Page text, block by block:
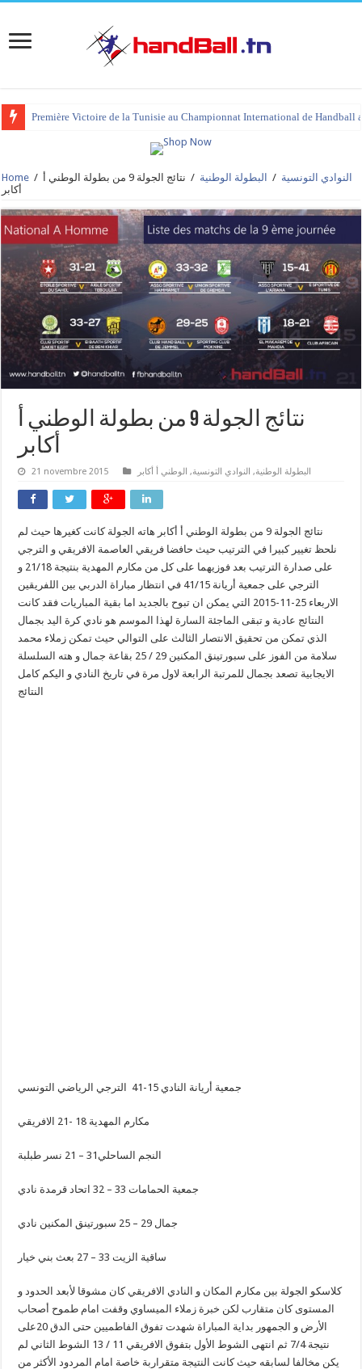
Première Victoire de la Tunisie au Championnat International de Handball
tournoi international Hammamet 2023 : programme et liste des joueurs
Home / النوادي التونسية / البطولة الوطنية /
نتائج الجولة 9 من بطولة الوطني أ
أكابر
نتائج الجولة 9 من بطولة الوطني أ
أكابر
21 novembre 2015 البطولة الوطنية, النوادي التونسية, الوطني أ أكابر
نتائج الجولة 9 من بطولة الوطني أ أكابر هاته الجولة كانت كغيرها حيث لم
نلحظ تغيير كبيرا في الترتيب حيث حافضا فريقي العاصمة الافريقي و الترجي
على صدارة الترتيب بعد فوزيهما على كل من مكارم المهدية بنتيجة 21/18 و
الترجي على جمعية أريانة 41/15 في انتظار مباراة الدربي بين اللفريقين
الاربعاء 25-11-2015 التي يمكن ان تبوح بالجديد اما بقية المباريات فقد كانت
النتائج عادية و تبقى الماجئة السارة لهذا الموسم هو نادي كرة اليد بجمال
الذي تمكن من تحقيق الانتصار الثالث على التوالي حيث تمكن زملاء محمد
سلامة من الفوز على سبورتينق المكنين 29 / 25 بقاعة جمال و هته السلسلة
الايجابية تصعد بجمال للمرتبة الرابعة لاول مرة في تاريخ النادي و اليكم كامل
النتائج
جمعية أريانة النادي 15-41 الترجي الرياضي التونسي
مكارم المهدية 18 -21 الافريقي
النجم الساحلي31 – 21 نسر طبلبة
جمعية الحمامات 33 – 32 اتحاد قرمدة نادي
جمال 29 – 25 سبورتينق المكنين نادي
ساقية الزيت 33 – 27 بعث بني خيار
كلاسكو الجولة بين مكارم المكان و النادي الافريقي كان مشوقا لأبعد الحدود و
المستوى كان متقارب لكن خبرة زملاء الميساوي وقفت امام طموح أصحاب
الأرض و الجمهور بداية المباراة شهدت تفوق الفاطميين حتى الدق 20على
نتيجة 7/4 ثم انتهى الشوط الأول بتفوق الافريقي 11 / 13 الشوط الثاني لم
يكن مخالفا لسابقه حيث كانت النتيجة متقراربة خاصة امام المردود الأكثر من